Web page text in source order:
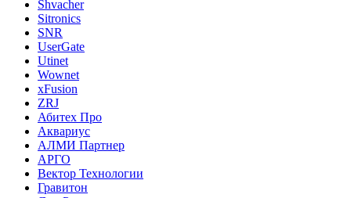
Shvacher
Sitronics
SNR
UserGate
Utinet
Wownet
xFusion
ZRJ
Абитех Про
Аквариус
АЛМИ Партнер
АРГО
Вектор Технологии
Гравитон